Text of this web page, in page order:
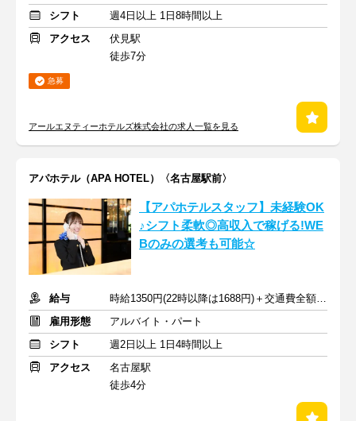
シフト
週4日以上 1日8時間以上
アクセス
伏見駅
徒歩7分
急募
アールエヌティーホテルズ株式会社の求人一覧を見る
アパホテル（APA HOTEL）〈名古屋駅前〉
【アパホテルスタッフ】未経験OK
♪シフト柔軟◎高収入で稼げる!WE
Bのみの選考も可能☆
給与
時給1350円(22時以降は1688円)＋交通費全額支給
雇用形態
アルバイト・パート
シフト
週2日以上 1日4時間以上
アクセス
名古屋駅
徒歩4分